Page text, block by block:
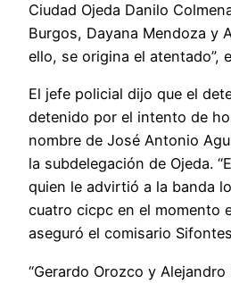
Ciudad Ojeda Danilo
Burgos, Dayana Mendoza y
ello, se origina el atentado”,
El jefe policial dijo que el
detenido por el intento de
nombre de José Antonio
la subdelegación de Ojeda.
quien le advirtió a la banda
cuatro cicpc en el momento
aseguró el comisario
“Gerardo Orozco y